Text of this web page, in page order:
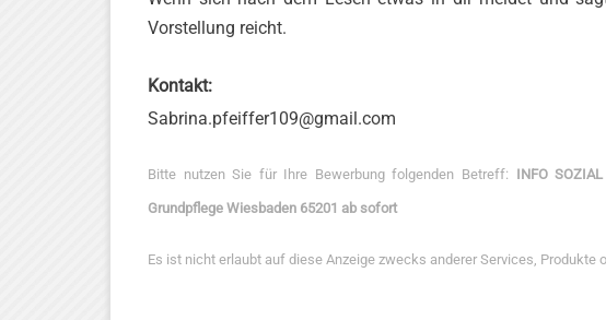
Vorstellung reicht.
Kontakt:
Sabrina.pfeiffer109@gmail.com
Bitte nutzen Sie für Ihre Bewerbung folgenden Betreff: INFO
Grundpflege Wiesbaden 65201 ab sofort
Es ist nicht erlaubt auf diese Anzeige zwecks anderer Services, Produkte